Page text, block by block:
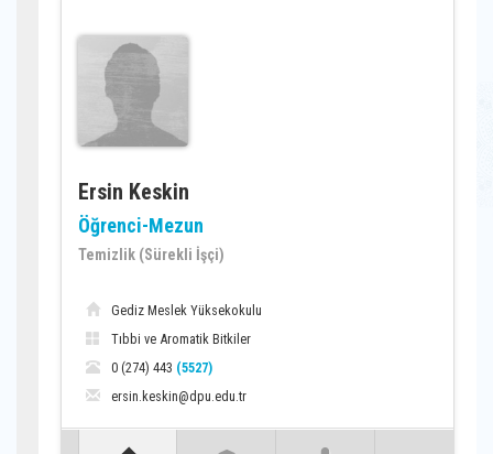
Ersin Keskin
Öğrenci-Mezun
Temizlik (Sürekli İşçi)
Gediz Meslek Yüksekokulu
Tıbbi ve Aromatik Bitkiler
0 (274) 443 (5527)
ersin.keskin@dpu.edu.tr